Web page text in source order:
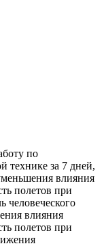
по
технике за 7 дней,
влияния
полетов при
влияния
полетов при